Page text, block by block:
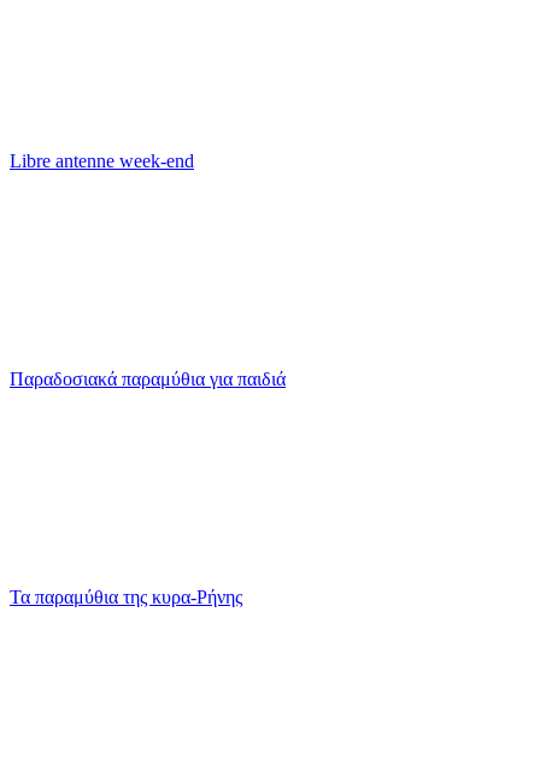
Libre antenne week-end
Παραδοσιακά παραμύθια για παιδιά
Τα παραμύθια της κυρα-Ρήνης